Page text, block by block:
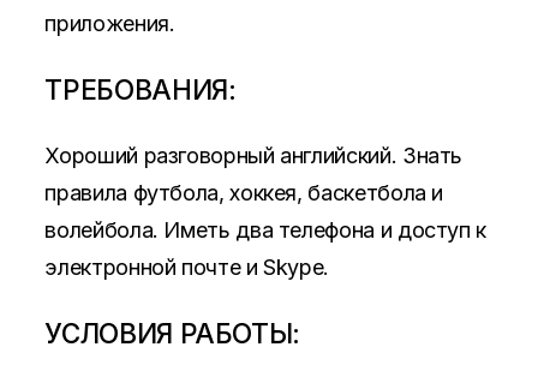
приложения.
ТРЕБОВАНИЯ:
Хороший разговорный английский. Знать
правила футбола, хоккея, баскетбола и
волейбола. Иметь два телефона и доступ к
электронной почте и Skype.
УСЛОВИЯ РАБОТЫ: